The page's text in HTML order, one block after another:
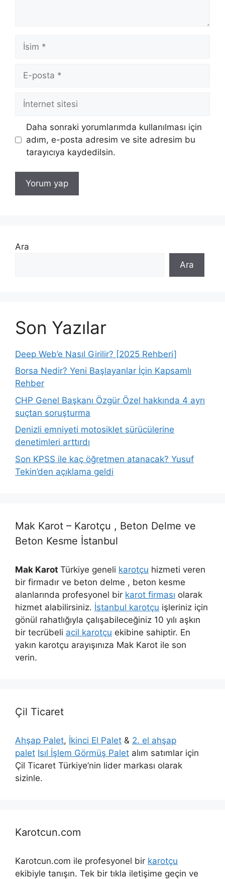
İsim
posta
İnternet
Daha sonraki yorumlarımda kullanılması için
adım, e-posta adresim ve site adresim bu
tarayıcıya kaydedilsin.
Ara
Ara
Son Yazılar
Deep Web’e Nasıl Girilir? [2025 Rehberi]
Borsa Nedir? Yeni Başlayanlar İçin Kapsamlı
Rehber
CHP Genel Başkanı Özgür Özel hakkında 4 ayrı
suçtan soruşturma
Denizli emniyeti motosiklet sürücülerine
denetimleri arttırdı
Son KPSS ile kaç öğretmen atanacak? Yusuf
Tekin’den açıklama geldi
Mak Karot – Karotçu , Beton Delme ve
Beton Kesme İstanbul
Mak Karot Türkiye geneli karotçu hizmeti veren
bir firmadır ve beton delme , beton kesme
alanlarında profesyonel bir karot firması olarak
hizmet alabilirsiniz. İstanbul karotçu işleriniz için
gönül rahatlığıyla çalışabileceğiniz 10 yılı aşkın
bir tecrübeli acil karotçu ekibine sahiptir. En
yakın karotçu arayışınıza Mak Karot ile son
verin.
Çil Ticaret
Ahşap Palet, İkinci El Palet & 2. el ahşap
palet Isıl İşlem Görmüş Palet alım satımlar için
Çil Ticaret Türkiye’nin lider markası olarak
sizinle.
Karotcun.com
Karotcun.com ile profesyonel bir karotçu
ekibiyle tanışın. Tek bir tıkla iletişime geçin ve